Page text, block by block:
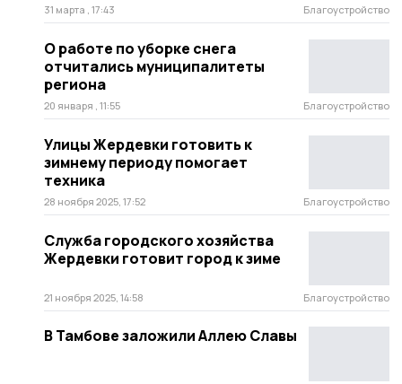
31 марта , 17:43 Благоустройство
О работе по уборке снега
отчитались муниципалитеты
региона
20 января , 11:55 Благоустройство
Улицы Жердевки готовить к
зимнему периоду помогает
техника
28 ноября 2025, 17:52 Благоустройство
Служба городского хозяйства
Жердевки готовит город к зиме
21 ноября 2025, 14:58 Благоустройство
В Тамбове заложили Аллею Славы